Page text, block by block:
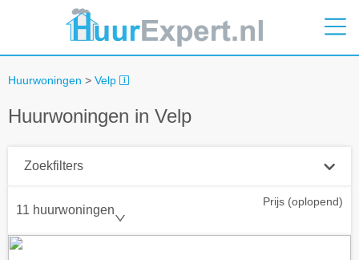
Huurwoningen > Velp
Huurwoningen in Velp
Zoekfilters
Plaatsnaam
11 huurwoningen
Prijs (oplopend)